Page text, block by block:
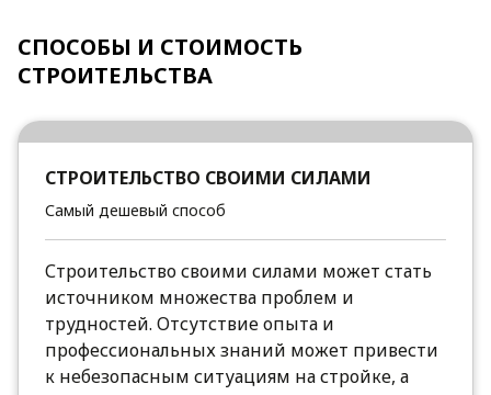
СПОСОБЫ И СТОИМОСТЬ
СТРОИТЕЛЬСТВА
СТРОИТЕЛЬСТВО СВОИМИ СИЛАМИ
Самый дешевый способ
Строительство своими силами может стать
источником множества проблем и
трудностей. Отсутствие опыта и
профессиональных знаний может привести
к небезопасным ситуациям на стройке, а